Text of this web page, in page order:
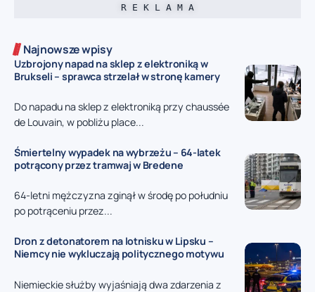
R E K L A M A
Najnowsze wpisy
Uzbrojony napad na sklep z elektroniką w
Brukseli – sprawca strzelał w stronę kamery
Do napadu na sklep z elektroniką przy chaussée
de Louvain, w pobliżu place...
Śmiertelny wypadek na wybrzeżu – 64-latek
potrącony przez tramwaj w Bredene
64-letni mężczyzna zginął w środę po południu
po potrąceniu przez...
Dron z detonatorem na lotnisku w Lipsku –
Niemcy nie wykluczają politycznego motywu
Niemieckie służby wyjaśniają dwa zdarzenia z